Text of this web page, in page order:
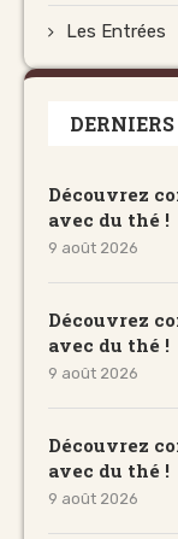
Les Entrées
Découvrez
avec du thé !
9 août 2026
Découvrez
avec du thé !
9 août 2026
Découvrez
avec du thé !
9 août 2026